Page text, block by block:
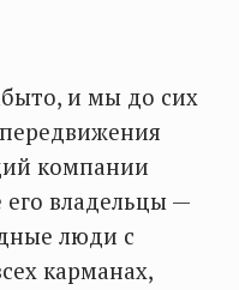
и мы до сих
компании
владельцы —
люди с
карманах,